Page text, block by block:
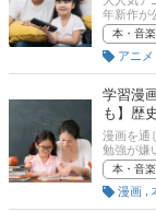
年新作が
たちが繰
や感動的
集めてい
ンしんち
ピックア
介してい
いても掲
本・音
アニメ
学習漫
も】歴
漫画を通
勉強が嫌
の内容も
大人向け
「学習漫
品をご紹
本・音
漫画